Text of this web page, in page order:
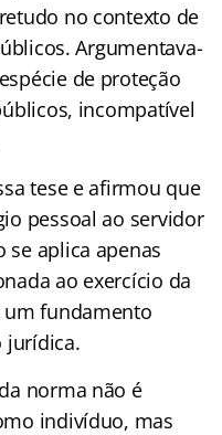
no contexto de
Argumentava-
de proteção
incompatível
tese e afirmou que
pessoal ao servidor
se aplica apenas
ao exercício da
um fundamento
jurídica.
norma não é
indivíduo, mas